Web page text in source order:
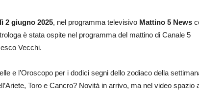
2 giugno 2025, nel programma televisivo Mattino 5 News
è stata ospite nel programma del mattino di Canale 5
Vecchi.
e l’Oroscopo per i dodici segni dello zodiaco della
Toro e Cancro? Novità in arrivo, ma nel video spazio